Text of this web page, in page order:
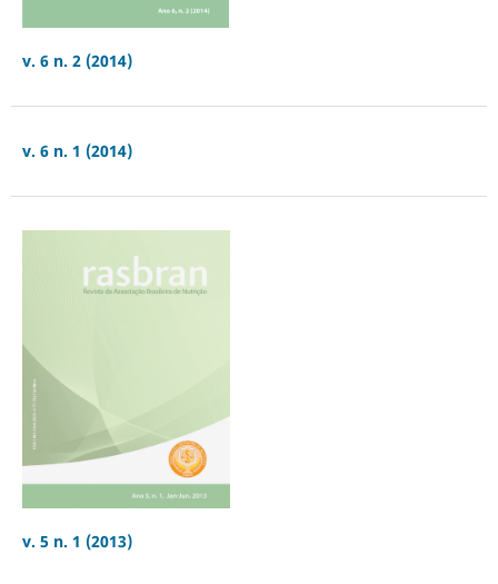
v. 6 n. 2 (2014)
v. 6 n. 1 (2014)
v. 5 n. 1 (2013)